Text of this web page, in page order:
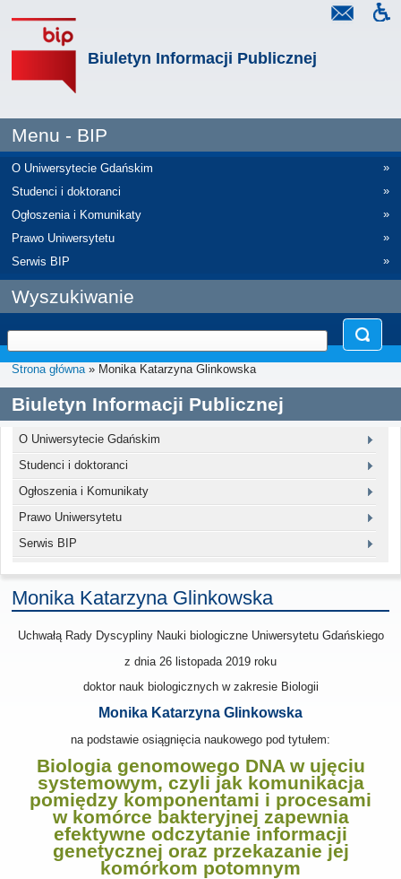
Biuletyn Informacji Publicznej
Menu - BIP
O Uniwersytecie Gdańskim
»
Studenci i doktoranci
»
Ogłoszenia i Komunikaty
»
Prawo Uniwersytetu
»
Serwis BIP
»
Wyszukiwanie
Strona główna» Monika Katarzyna Glinkowska
Biuletyn Informacji Publicznej
O Uniwersytecie Gdańskim
Studenci i doktoranci
Ogłoszenia i Komunikaty
Prawo Uniwersytetu
Serwis BIP
Monika Katarzyna Glinkowska
Uchwałą Rady Dyscypliny Nauki biologiczne Uniwersytetu Gdańskiego
z dnia 26 listopada 2019 roku
doktor nauk biologicznych w zakresie Biologii
Monika Katarzyna Glinkowska
na podstawie osiągnięcia naukowego pod tytułem:
Biologia genomowego DNA w ujęciu
systemowym, czyli jak komunikacja
pomiędzy komponentami i procesami
w komórce bakteryjnej zapewnia
efektywne odczytanie informacji
genetycznej oraz przekazanie jej
komórkom potomnym